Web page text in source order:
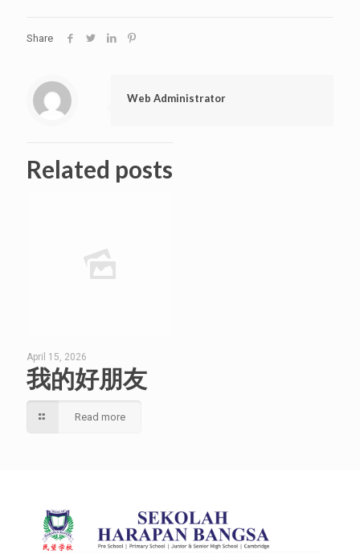
Share
Web Administrator
Related posts
April 15, 2026
我的好朋友
Read more